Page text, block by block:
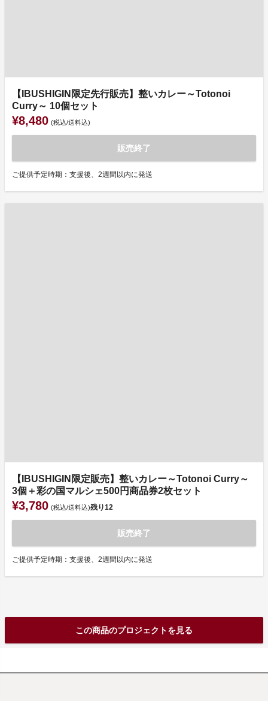
【IBUSHIGIN限定先行販売】整いカレー～Totonoi
Curry～ 10個セット
¥8,480 (税込/送料込)
販売終了
ご提供予定時期：支援後、2週間以内に発送
【IBUSHIGIN限定販売】整いカレー～Totonoi Curry～
3個＋彩の国マルシェ500円商品券2枚セット
¥3,780 (税込/送料込)残り12
販売終了
ご提供予定時期：支援後、2週間以内に発送
この商品のプロジェクトを見る